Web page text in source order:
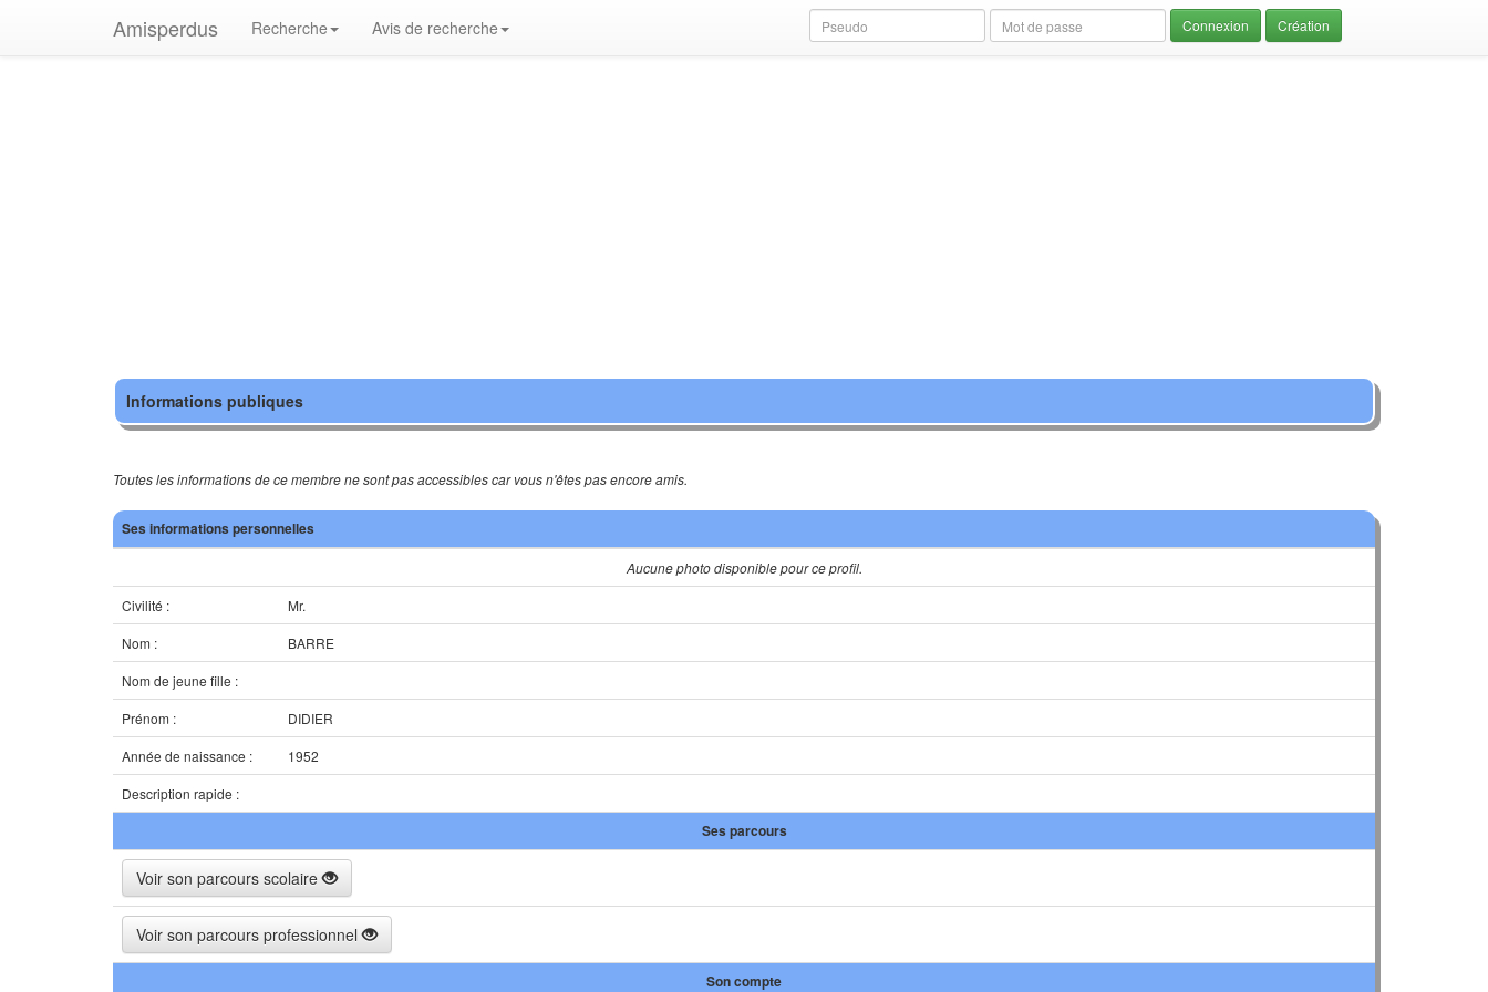
Amisperdus Recherche Avis de recherche Création
Informations publiques
Toutes les informations de ce membre ne sont pas accessibles car vous n'êtes pas encore amis.
Ses informations personnelles
Aucune photo disponible pour ce profil.
Civilité :
Mr.
Nom :
BARRE
Nom de jeune fille :
Prénom :
DIDIER
Année de naissance :
1952
Description rapide :
Ses parcours
Voir son parcours scolaire
Voir son parcours professionnel
Son compte